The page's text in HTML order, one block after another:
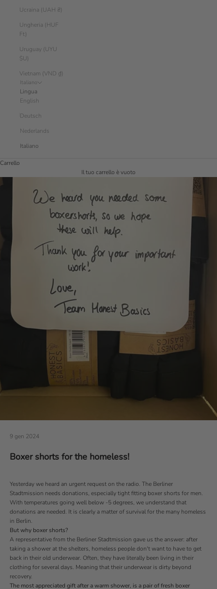
Ucraina (UAH ₴)
Ungheria (HUF
Ft)
Uruguay (UYU
$U)
Vietnam (VND ₫)
Italiano
Lingua
English
Deutsch
Nederlands
Italiano
Carrello
Il tuo carrello è vuoto
9 gen 2024
Boxer shorts for the homeless!
Yesterday we heard an urgent request on the radio. The Berliner
Stadtmission needs donations, especially tight fitting boxer shorts for men.
With temperatures going well below -5 degrees, we understand that
donations are needed. It is clearly a matter of survival for the many homeless
in Berlin.
But why boxer shorts?
A representative from the Berliner Stadtmission gave us the answer: after
taking a shower at the shelters, homeless people don't want to have to get
back in their old underwear. Often, they have literally been living in their
clothing for several days. Meaning that their underwear is dirty beyond
recovery.
The most appreciated gift after a warm shower, is a pair of fresh boxer